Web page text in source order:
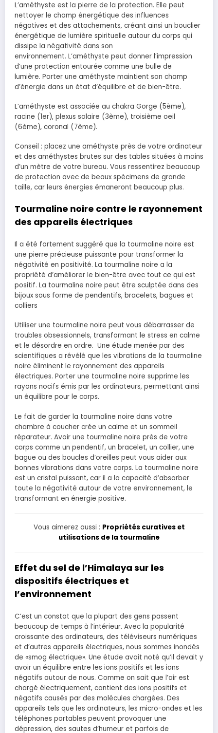
L’améthyste est la pierre de la protection. Elle peut
nettoyer le champ énergétique des influences
négatives et des attachements, créant ainsi un bouclier
énergétique de lumière spirituelle autour du corps qui
dissipe la négativité dans son
environnement. L’améthyste peut donner l’impression
d’une protection entourée comme une bulle de
lumière. Porter une améthyste maintient son champ
d’énergie dans un état d’équilibre et de bien-être.
L’améthyste est associée au chakra Gorge (5ème),
racine (1er), plexus solaire (3ème), troisième oeil
(6ème), coronal (7ème).
Conseil : placez une améthyste près de votre ordinateur
et des améthystes brutes sur des tables situées à moins
d’un mètre de votre bureau. Vous ressentirez beaucoup
de protection avec de beaux spécimens de grande
taille, car leurs énergies émaneront beaucoup plus.
Tourmaline noire contre le rayonnement
des appareils électriques
Il a été fortement suggéré que la tourmaline noire est
une pierre précieuse puissante pour transformer la
négativité en positivité. La tourmaline noire a la
propriété d’améliorer le bien-être avec tout ce qui est
positif. La tourmaline noire peut être sculptée dans des
bijoux sous forme de pendentifs, bracelets, bagues et
colliers
Utiliser une tourmaline noire peut vous débarrasser de
troubles obsessionnels, transformant le stress en calme
et le désordre en ordre. Une étude menée par des
scientifiques a révélé que les vibrations de la tourmaline
noire éliminent le rayonnement des appareils
électriques. Porter une tourmaline noire supprime les
rayons nocifs émis par les ordinateurs, permettant ainsi
un équilibre pour le corps.
Le fait de garder la tourmaline noire dans votre
chambre à coucher crée un calme et un sommeil
réparateur. Avoir une tourmaline noire près de votre
corps comme un pendentif, un bracelet, un collier, une
bague ou des boucles d’oreilles peut vous aider aux
bonnes vibrations dans votre corps. La tourmaline noire
est un cristal puissant, car il a la capacité d’absorber
toute la négativité autour de votre environnement, le
transformant en énergie positive.
Vous aimerez aussi : Propriétés curatives et
utilisations de la tourmaline
Effet du sel de l’Himalaya sur les
dispositifs électriques et
l’environnement
C’est un constat que la plupart des gens passent
beaucoup de temps à l’intérieur. Avec la popularité
croissante des ordinateurs, des téléviseurs numériques
et d’autres appareils électriques, nous sommes inondés
de «smog électrique». Une étude avait noté qu’il devait y
avoir un équilibre entre les ions positifs et les ions
négatifs autour de nous. Comme on sait que l’air est
chargé électriquement, contient des ions positifs et
négatifs causés par des molécules chargées. Des
appareils tels que les ordinateurs, les micro-ondes et les
téléphones portables peuvent provoquer une
dépression, des sautes d’humeur et parfois de